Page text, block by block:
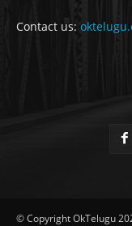
Contact us:
© Copyright OkTelugu